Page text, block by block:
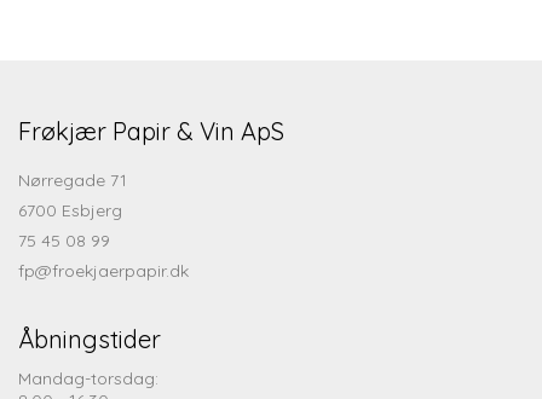
Frøkjær Papir & Vin ApS
Nørregade 71
6700 Esbjerg
75 45 08 99
fp@froekjaerpapir.dk
Åbningstider
Mandag-torsdag: